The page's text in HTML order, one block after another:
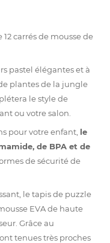
12 carrés de mousse de
pastel élégantes et à
plantes de la jungle
le style de
ou votre salon.
pour votre enfant, le
de BPA et de
de sécurité de
le tapis de puzzle
EVA de haute
Grâce au
tenues très proches